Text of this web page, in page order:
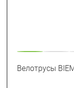
Велотрусы